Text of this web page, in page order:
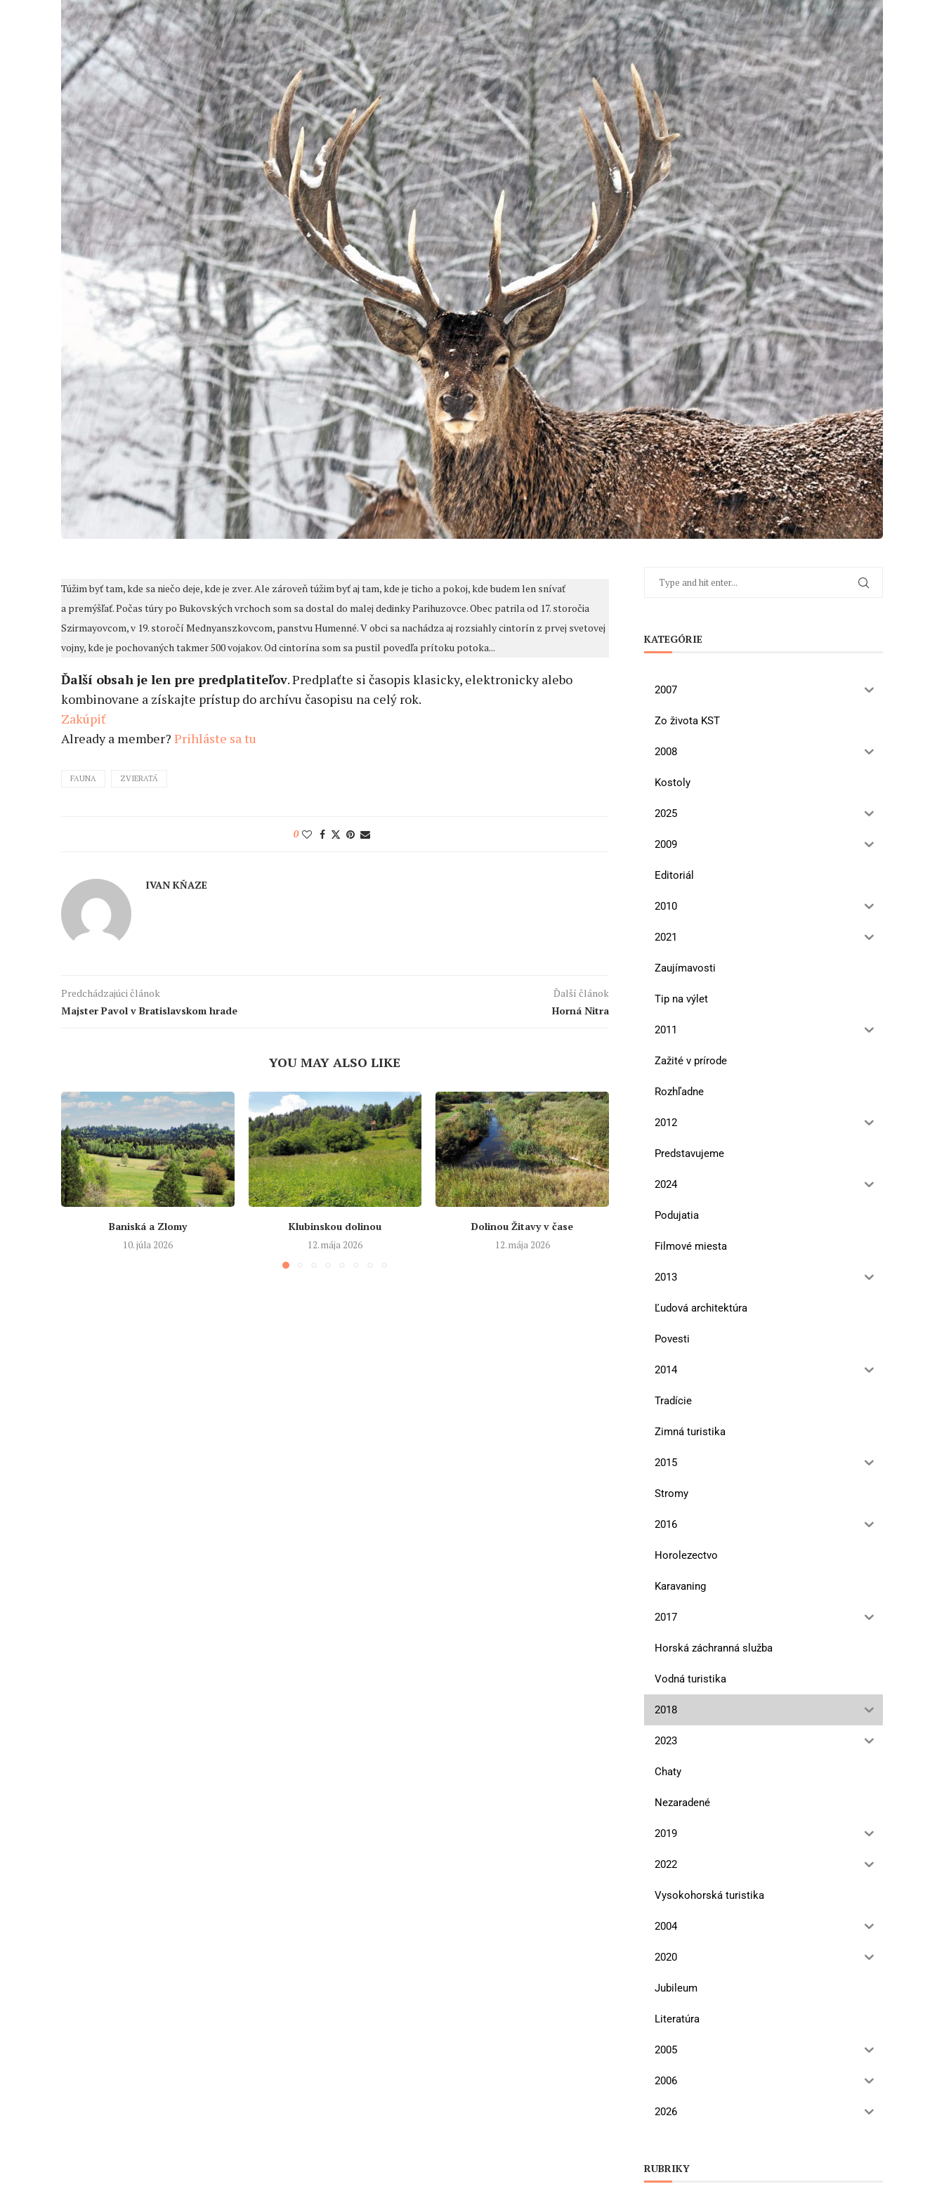
Túžim byť tam, kde sa niečo deje, kde je zver. Ale zároveň túžim byť aj tam, kde je ticho a pokoj, kde budem len snívať
a premýšľať. Počas túry po Bukovských vrchoch som sa dostal do malej dedinky Parihuzovce. Obec patrila od 17. storočia
Szirmayovcom, v 19. storočí Mednyanszkovcom, panstvu Humenné. V obci sa nachádza aj rozsiahly cintorín z prvej svetovej
vojny, kde je pochovaných takmer 500 vojakov. Od cintorína som sa pustil povedľa prítoku potoka...
Ďalší obsah je len pre predplatiteľov. Predplaťte si časopis klasicky, elektronicky alebo
kombinovane a získajte prístup do archívu časopisu na celý rok.
Zakúpiť
Already a member? Prihláste sa tu
FAUNA ZVIERATÁ
0
IVAN KŇAZE
Predchádzajúci článok
Majster Pavol v Bratislavskom hrade
Ďalší článok
Horná Nitra
YOU MAY ALSO LIKE
Baniská a Zlomy
10. júla 2026
Klubinskou dolinou
12. mája 2026
Dolinou Žitavy v čase
12. mája 2026 10. marca 2026
KATEGÓRIE
2007
Zo života KST
2008
Kostoly
2025
2009
Editoriál
2010
2021
Zaujímavosti
Tip na výlet
2011
Zažité v prírode
Rozhľadne
2012
Predstavujeme
2024
Podujatia
Filmové miesta
2013
Ľudová architektúra
Povesti
2014
Tradície
Zimná turistika
2015
Stromy
2016
Horolezectvo
Karavaning
2017
Horská záchranná služba
Vodná turistika
2018
2023
Chaty
Nezaradené
2019
2022
Vysokohorská turistika
2004
2020
Jubileum
Literatúra
2005
2006
2026
RUBRIKY